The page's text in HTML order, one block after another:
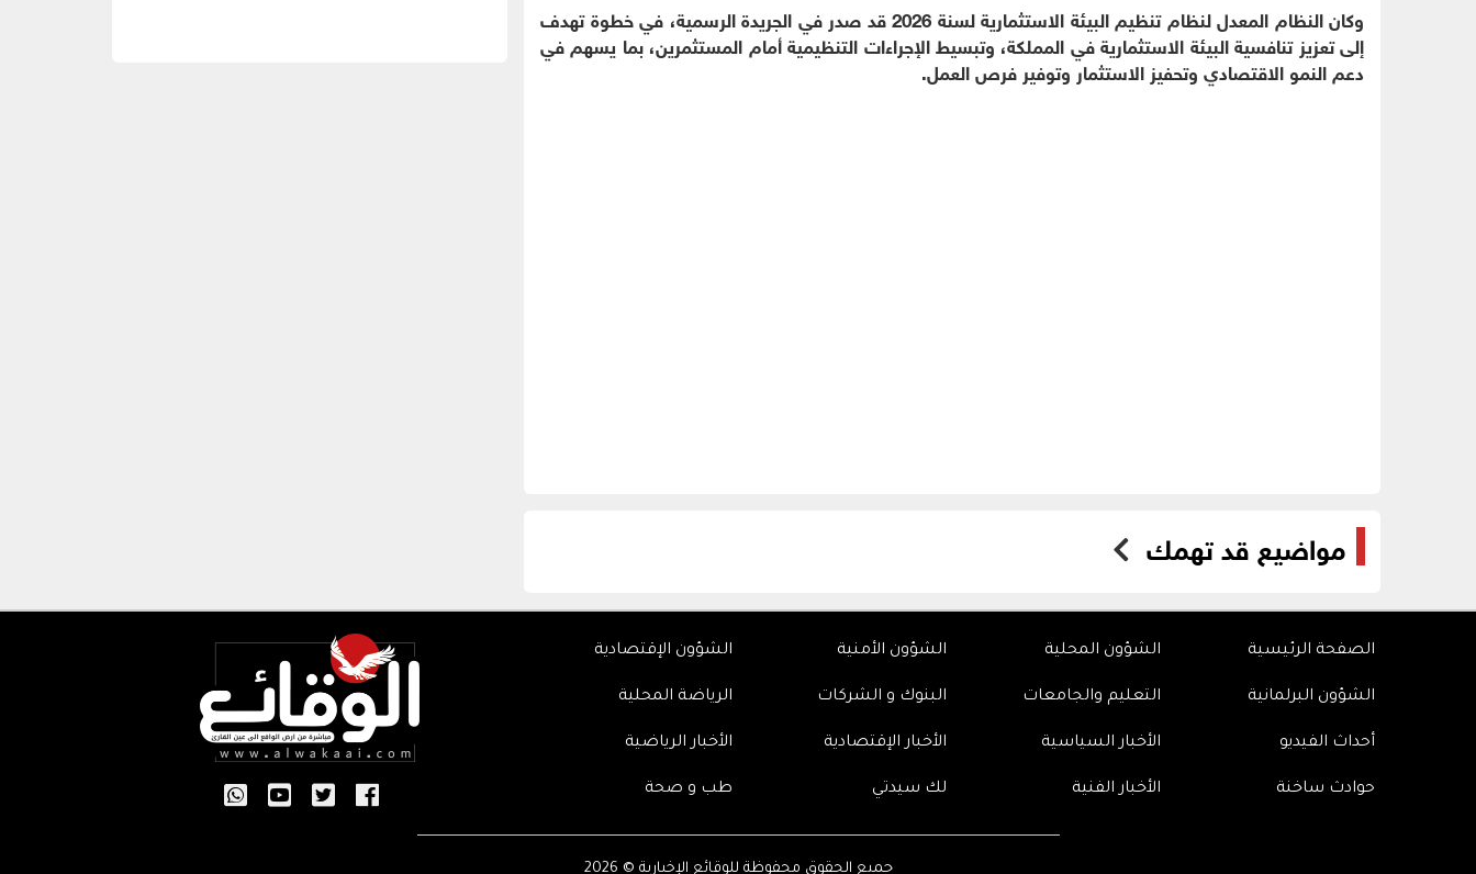
وكان النظام المعدل لنظام تنظيم البيئة الاستثمارية لسنة 2026 قد صدر في الجريدة الرسمية، في خطوة تهدف
إلى تعزيز تنافسية البيئة الاستثمارية في المملكة، وتبسيط الإجراءات التنظيمية أمام المستثمرين، بما يسهم في
دعم النمو الاقتصادي وتحفيز الاستثمار وتوفير فرص العمل.
مواضيع قد تهمك
الصفحة الرئيسية الشؤون المحلية الشؤون الأمنية الشؤون الإقتصادية
الشؤون البرلمانية التعليم والجامعات البنوك و الشركات الرياضة المحلية
أحداث الفيديو الأخبار السياسية الأخبار الإقتصادية الأخبار الرياضية
حوادث ساخنة الأخبار الفنية لك سيدتي طب و صحة
جميع الحقوق محفوظة للوقائع الإخبارية © 2026